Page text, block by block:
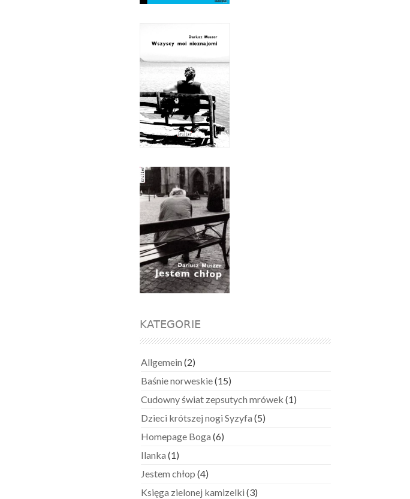
KATEGORIE
Allgemein (2)
Baśnie norweskie(15)
Cudowny świat zepsutych mrówek (1)
Dzieci krótszej nogi Syzyfa (5)
Homepage Boga (6)
Ilanka (1)
Jestem chłop (4)
Księga zielonej kamizelki (3)